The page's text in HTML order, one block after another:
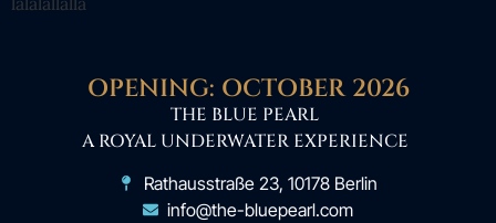
OPENING: OCTOBER 2026
THE BLUE PEARL
A ROYAL UNDERWATER EXPERIENCE
Rathausstraße 23, 10178 Berlin
info@the-bluepearl.com